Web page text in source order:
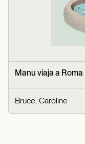
Manu viaja a Roma
Bruce, Caroline